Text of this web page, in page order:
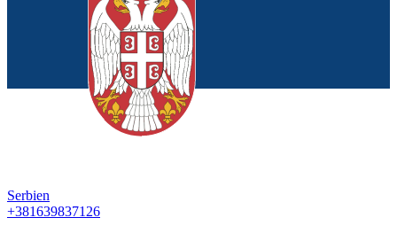
Serbien
+381639837126